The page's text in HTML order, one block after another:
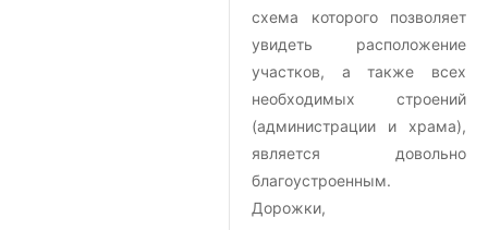
схема которого позволяет
увидеть расположение
участков, а также всех
необходимых строений
(администрации и храма),
является довольно
благоустроенным.
Дорожки,